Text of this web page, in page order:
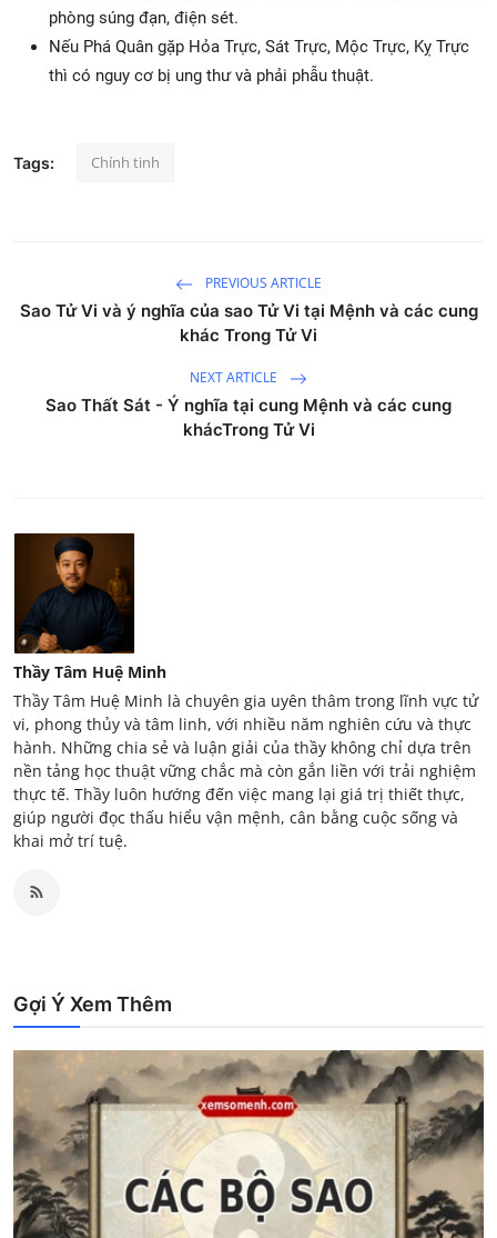
phòng súng đạn, điện sét.
Nếu Phá Quân gặp Hỏa Trực, Sát Trực, Mộc Trực, Kỵ Trực
thì có nguy cơ bị ung thư và phải phẫu thuật.
Tags: Chính tinh
PREVIOUS ARTICLE
Sao Tử Vi và ý nghĩa của sao Tử Vi tại Mệnh và các cung
khác Trong Tử Vi
NEXT ARTICLE
Sao Thất Sát - Ý nghĩa tại cung Mệnh và các cung
khácTrong Tử Vi
Thầy Tâm Huệ Minh
Thầy Tâm Huệ Minh là chuyên gia uyên thâm trong lĩnh vực tử
vi, phong thủy và tâm linh, với nhiều năm nghiên cứu và thực
hành. Những chia sẻ và luận giải của thầy không chỉ dựa trên
nền tảng học thuật vững chắc mà còn gắn liền với trải nghiệm
thực tế. Thầy luôn hướng đến việc mang lại giá trị thiết thực,
giúp người đọc thấu hiểu vận mệnh, cân bằng cuộc sống và
khai mở trí tuệ.
Gợi Ý Xem Thêm